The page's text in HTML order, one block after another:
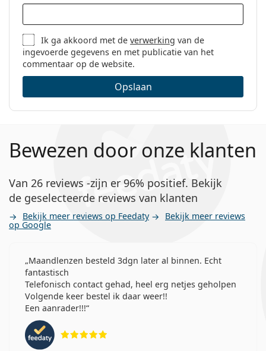
Ik ga akkoord met deverwerking van de
ingevoerde gegevens en met publicatie van het
commentaar op de website.
Opslaan
Bewezen door onze klanten
Van 26 reviews -zijn er 96% positief. Bekijk
de geselecteerde reviews van klanten
Bekijk meer reviews op Feedaty Bekijk meer reviews
op Google
Maandlenzen besteld 3dgn later al binnen. Echt
fantastisch
Telefonisch contact gehad, heel erg netjes geholpen
Volgende keer bestel ik daar weer!!
Een aanrader!!!